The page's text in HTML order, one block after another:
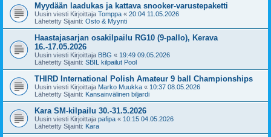
Myydään laadukas ja kattava snooker-varustepaketti
Uusin viesti Kirjoittaja Tomppa « 20:04 11.05.2026
Lähetetty Sijainti: Osto & Myynti
Haastajasarjan osakilpailu RG10 (9-pallo), Kerava
16.-17.05.2026
Uusin viesti Kirjoittaja BBG « 19:49 09.05.2026
Lähetetty Sijainti: SBIL kilpailut Pool
THIRD International Polish Amateur 9 ball Championships
Uusin viesti Kirjoittaja Marko Muukka « 10:37 08.05.2026
Lähetetty Sijainti: Kansainvälinen biljardi
Kara SM-kilpailu 30.-31.5.2026
Uusin viesti Kirjoittaja pafipa « 10:15 04.05.2026
Lähetetty Sijainti: Kara